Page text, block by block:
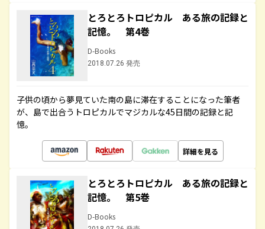
とろとろトロピカル ある旅の記録と
記憶。 第4巻
D-Books
2018.07.26 発売
子供の頃から夢見ていた南の島に滞在することになった筆者
が、島で出合うトロピカルでマジカルな45日間の記録と記
憶。
詳細を見る
とろとろトロピカル ある旅の記録と
記憶。 第5巻
D-Books